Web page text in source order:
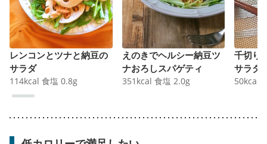
レンコンとツナと納豆の
サラダ
114kcal 食塩 0.8g
えのきでヘルシー納豆ツ
ナおろしスパゲティ
351 kcal 食塩 2.0g
千切り
サラダ
50kcal